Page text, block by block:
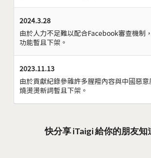
2024.3.28
由於人力不足難以配合Facebook審查機制
功能暫且下架。
2023.11.13
由於貢獻紀錄參雜許多腥羶內容與中國惡意
燒燙燙新詞暫且下架。
快分享 iTaigi 給你的朋友知